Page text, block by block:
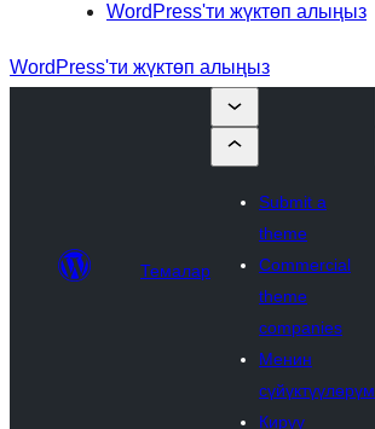
WordPress'ти жүктөп алыңыз
WordPress'ти жүктөп алыңыз
Темалар
Submit a
theme
Commercial
theme
companies
Менин
сүйүктүүлөрүм
Кирүү